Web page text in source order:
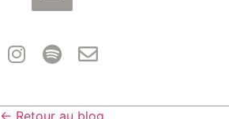
← Retour au blog